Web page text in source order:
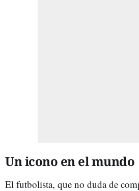
Un icono en el mundo
El futbolista, que no duda de